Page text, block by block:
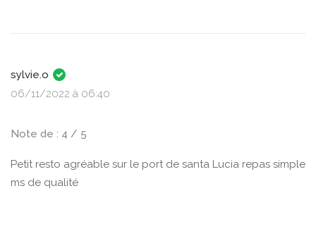
sylvie.o
06/11/2022 à 06:40
Note de : 4 / 5
Petit resto agréable sur le port de santa Lucia repas simple
ms de qualité